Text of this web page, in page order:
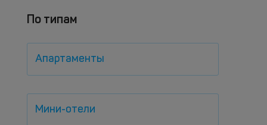
По типам
Апартаменты
Мини-отели